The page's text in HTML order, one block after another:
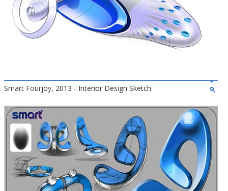
Smart Fourjoy, 2013 - Interior Design Sketch